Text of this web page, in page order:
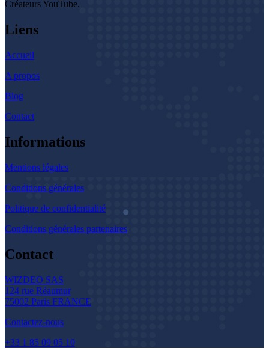
Créateurs YouTube.
Liens
Accueil
A propos
Blog
Contact
Informations
Mentions légales
Conditions générales
Politique de confidentialité
Conditions générales partenaires
Contact
WIZDEO SAS
124 rue Réaumur
75002 Paris FRANCE
Contactez-nous
+33 1 85 09 05 10